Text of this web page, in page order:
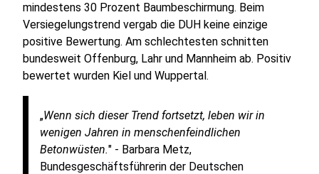
mindestens 30 Prozent Baumbeschirmung. Beim
Versiegelungstrend vergab die DUH keine einzige
positive Bewertung. Am schlechtesten schnitten
bundesweit Offenburg, Lahr und Mannheim ab. Positiv
bewertet wurden Kiel und Wuppertal.
„Wenn sich dieser Trend fortsetzt, leben wir in
wenigen Jahren in menschenfeindlichen
Betonwüsten." - Barbara Metz,
Bundesgeschäftsführerin der Deutschen